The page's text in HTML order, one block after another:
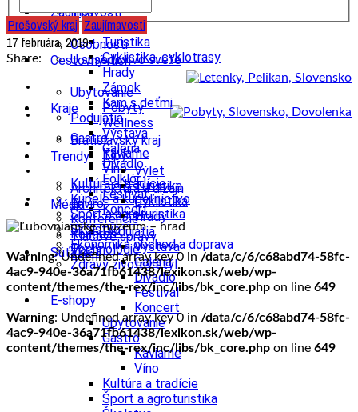
Tipy
Výlet
Turistika
Cyklistika, cyklotrasy
Hrady
Zámok
Kam s deťmi
Podujatia
Výstava
Galéria
Divadlo
Folklór
Festival
Koncert
Zaujímavosti
Osobnosti
U susedov vo svete
Cestovný ruch
Ubytovanie
Pobyty
Wellness
Gastro
Kaviarne
Víno
Kultúra a tradície
Kúpele a kúpeľníctvo
Šport a agroturistika
Školstvo
Ekonomika obchod a doprava
Kraje
Bratislavský kraj
Tipy
Výlet
Turistika
Cyklistika
Hrady
Podujatia
Výstava
Galéria
Divadlo
Festival
Koncert
Ubytovanie
Gastro
Kaviarne
Víno
Kultúra a tradície
Šport a agroturistika
Trendy
Architektúra a dizajn
Enviro
Konferencie
Kongres
Technológie
Zdravý životný štýl
Médiá
Tlačové správy
Videá
Súťaže
E-shopy
Prešovský kraj Zaujímavosti
17 februára, 2019
Share:
Warning: Undefined array key 0 in /data/c/6/c68abd74-58fc-
4ac9-940e-36a71fb61438/lexikon.sk/web/wp-
content/themes/the-rex/inc/libs/bk_core.php on line 649
Warning: Undefined array key 0 in /data/c/6/c68abd74-58fc-
4ac9-940e-36a71fb61438/lexikon.sk/web/wp-
content/themes/the-rex/inc/libs/bk_core.php on line 649